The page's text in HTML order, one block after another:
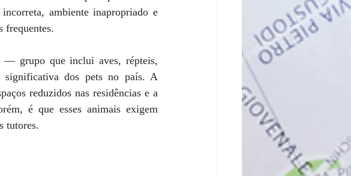
ambiente inapropriado e
frequentes.
— grupo que inclui aves, répteis,
significativa dos pets no país. A
reduzidos nas residências e a
é que esses animais exigem
tutores.